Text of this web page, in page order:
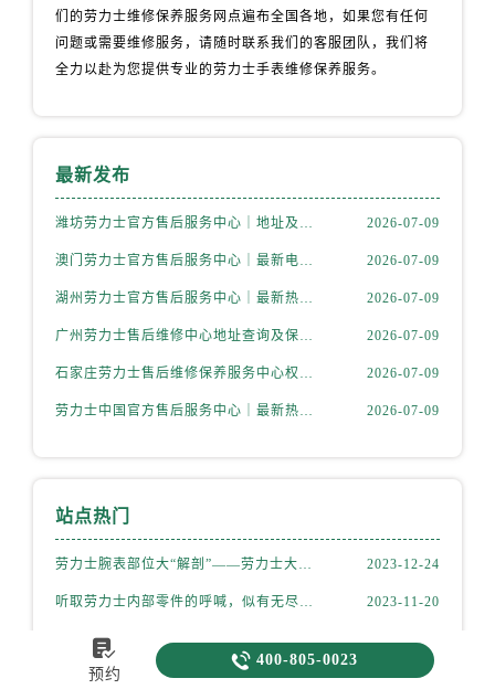
们的劳力士维修保养服务网点遍布全国各地，如果您有任何
问题或需要维修服务，请随时联系我们的客服团队，我们将
全力以赴为您提供专业的劳力士手表维修保养服务。
最新发布
潍坊劳力士官方售后服务中心｜地址及官方客服服务电话权威信息公示（2026年7月更新） 2026-07-09
澳门劳力士官方售后服务中心｜最新电话和维修地址权威信息公示（2026年7月更新） 2026-07-09
湖州劳力士官方售后服务中心｜最新热线和详细维修地址权威信息公示（2026年7月更新） 2026-07-09
广州劳力士售后维修中心地址查询及保养服务指南权威公示（2026年7月最新） 2026-07-09
石家庄劳力士售后维修保养服务中心权威公示（2026年7月最新） 2026-07-09
劳力士中国官方售后服务中心｜最新热线及详细网点地址权威信息通知（2026年7月更新） 2026-07-09
站点热门
劳力士腕表部位大“解剖”——劳力士大讲堂开课啦！ 2023-12-24
听取劳力士内部零件的呼喊，似有无尽的故事等待我们去探索 2023-11-20
劳力士手表表扣的更换步骤（如何更换手表的表扣） 2023-10-12
劳力士机械表后面是玻璃表盘(如何正确清洁和保养) 2023-09-10

预约
 400-805-0023